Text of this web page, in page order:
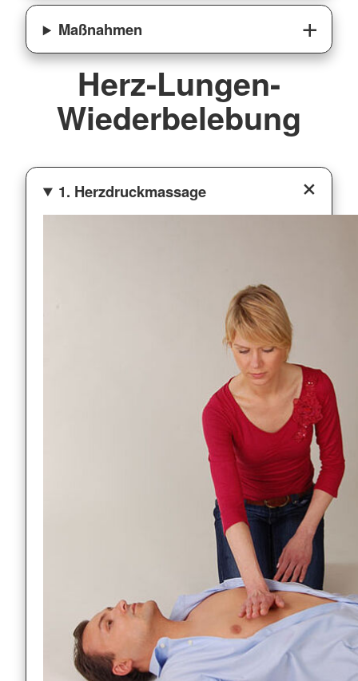
Maßnahmen
Herz-Lungen-
Wiederbelebung
1. Herzdruckmassage